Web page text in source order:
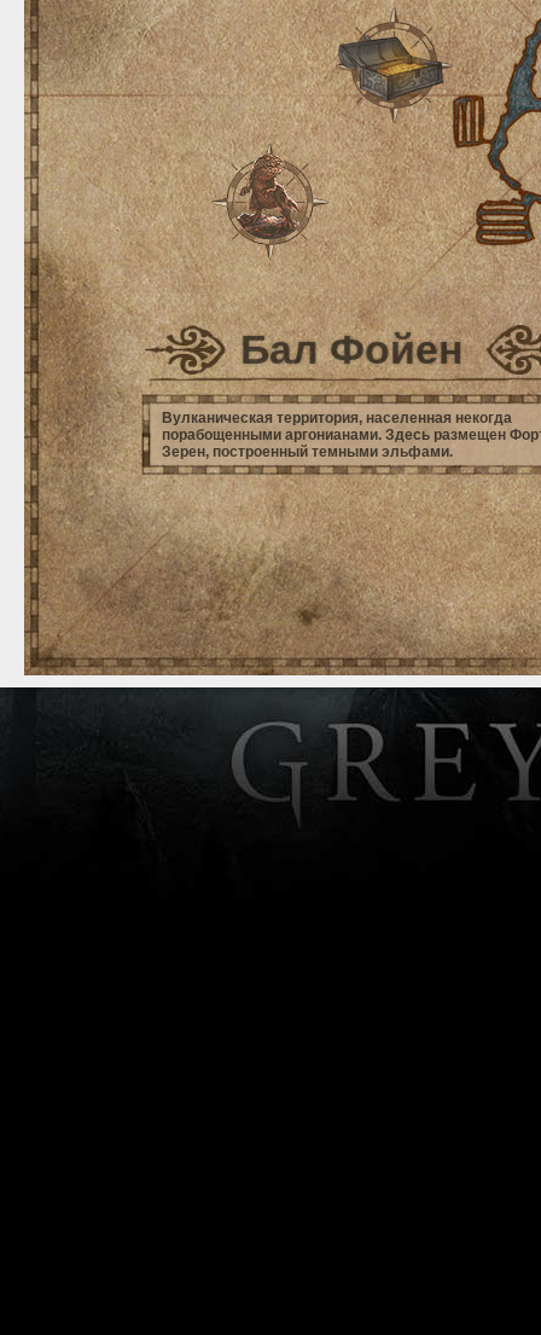
Бал Фойен
Вулканическая территория, населенная некогда
порабощенными аргонианами. Здесь размещен
Зерен, построенный темными эльфами.